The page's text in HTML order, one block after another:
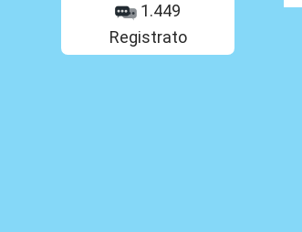
1.449
Registrato